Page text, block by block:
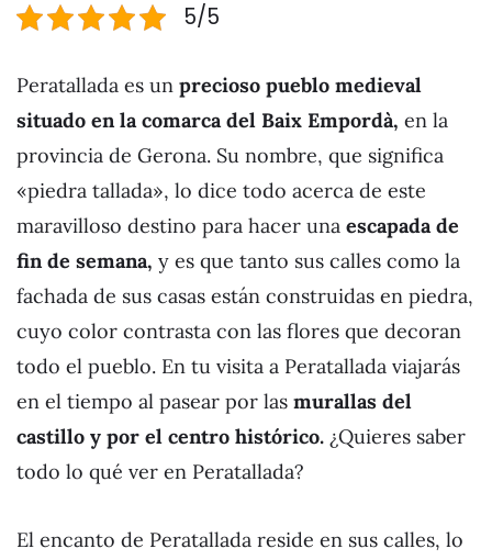
5/5
Peratallada es un precioso pueblo medieval
situado en la comarca del Baix Empordà, en la
provincia de Gerona. Su nombre, que significa
«piedra tallada», lo dice todo acerca de este
maravilloso destino para hacer una escapada de
fin de semana, y es que tanto sus calles como la
fachada de sus casas están construidas en piedra,
cuyo color contrasta con las flores que decoran
todo el pueblo. En tu visita a Peratallada viajarás
en el tiempo al pasear por las murallas del
castillo y por el centro histórico. ¿Quieres saber
todo lo qué ver en Peratallada?
El encanto de Peratallada reside en sus calles, lo